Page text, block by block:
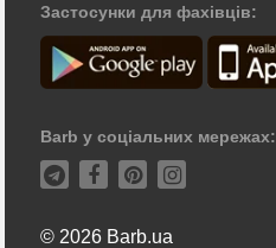
Застосунки для фахівців:
Barb у соціальних мережах:
© 2026 Barb.ua